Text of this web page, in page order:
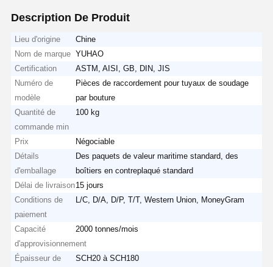
Description De Produit
Lieu d'origine
Chine
Nom de marque YUHAO
Certification
ASTM, AISI, GB, DIN, JIS
Numéro de
modèle
Pièces de raccordement pour tuyaux de soudage
par bouture
Quantité de
commande min
100 kg
Prix
Négociable
Détails
d'emballage
Des paquets de valeur maritime standard, des
boîtiers en contreplaqué standard
Délai de livraison15 jours
Conditions de
paiement
L/C, D/A, D/P, T/T, Western Union, MoneyGram
Capacité
d'approvisionnement
2000 tonnes/mois
Épaisseur de
SCH20 à SCH180